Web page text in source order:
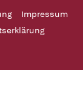
Impressum